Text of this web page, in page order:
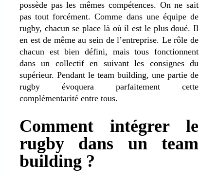
possède pas les mêmes compétences. On ne sait
pas tout forcément. Comme dans une équipe de
rugby, chacun se place là où il est le plus doué. Il
en est de même au sein de l’entreprise. Le rôle de
chacun est bien défini, mais tous fonctionnent
dans un collectif en suivant les consignes du
supérieur. Pendant le team building, une partie de
rugby évoquera parfaitement cette
complémentarité entre tous.
Comment intégrer le
rugby dans un team
building ?